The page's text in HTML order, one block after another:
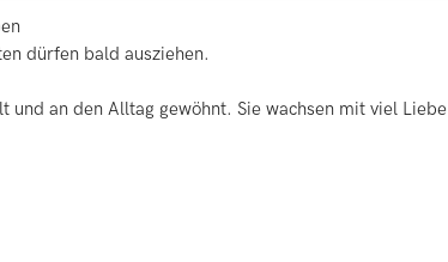
dürfen bald ausziehen.
und an den Alltag gewöhnt. Sie wachsen mit viel Liebe